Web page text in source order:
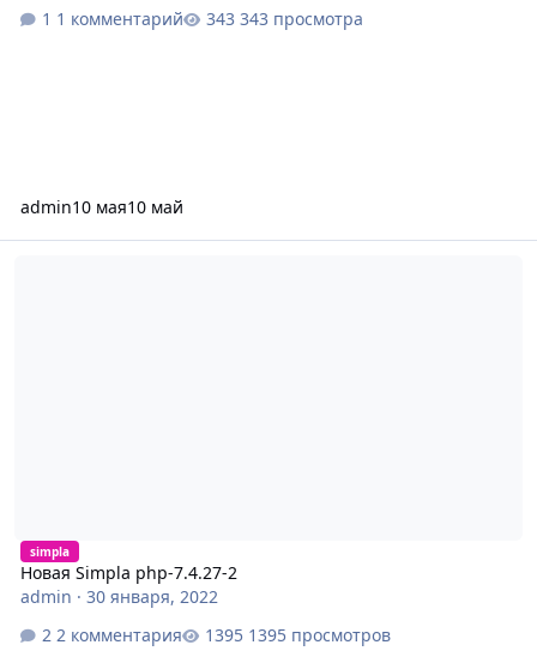
1 комментарий
343 просмотра
admin10 мая10 май
simpla
Новая Simpla php-7.4.27-2
admin · 30 января, 2022
2 комментария
1395 просмотров